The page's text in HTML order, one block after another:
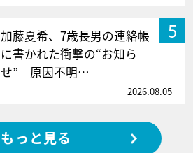
5
加藤夏希、7歳長男の連絡帳
に書かれた衝撃の“お知ら
せ” 原因不明…
2026.08.05
もっと見る